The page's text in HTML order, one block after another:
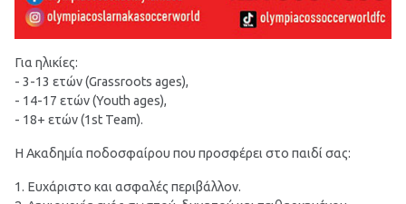
Για ηλικίες:
- 3-13 ετών (Grassroots ages),
- 14-17 ετών (Youth ages),
- 18+ ετών (1st Team).
Η Ακαδημία ποδοσφαίρου που προσφέρει στο παιδί σας:
1. Ευχάριστο και ασφαλές περιβάλλον.